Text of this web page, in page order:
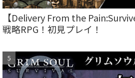
【Delivery From the
戦略RPG！初見プレイ！